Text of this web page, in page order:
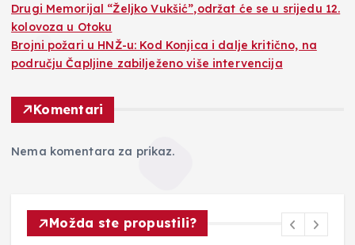
Drugi Memorijal “Željko Vukšić”,održat će se u srijedu 12.
kolovoza u Otoku
Brojni požari u HNŽ-u: Kod Konjica i dalje kritično, na
području Čapljine zabilježeno više intervencija
Komentari
Nema komentara za prikaz.
Možda ste propustili?